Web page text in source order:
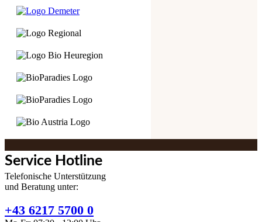
Service Hotline
Telefonische Unterstützung
und Beratung unter:
+43 6217 5700 0